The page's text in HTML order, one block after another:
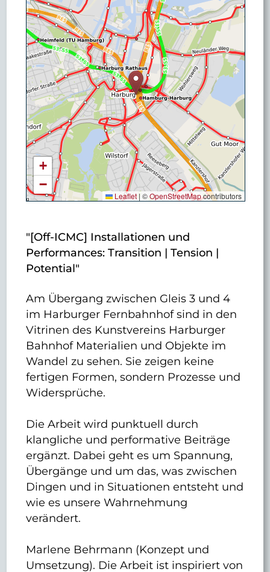
+
−
Leaflet | ©OpenStreetMapcontributors
"[Off-ICMC] Installationen und
Performances: Transition | Tension |
Potential"
Am Übergang zwischen Gleis 3 und 4
im Harburger Fernbahnhof sind in den
Vitrinen des Kunstvereins Harburger
Bahnhof Materialien und Objekte im
Wandel zu sehen. Sie zeigen keine
fertigen Formen, sondern Prozesse und
Widersprüche.
Die Arbeit wird punktuell durch
klangliche und performative Beiträge
ergänzt. Dabei geht es um Spannung,
Übergänge und um das, was zwischen
Dingen und in Situationen entsteht und
wie es unsere Wahrnehmung
verändert.
Marlene Behrmann (Konzept und
Umsetzung). Die Arbeit ist inspiriert von